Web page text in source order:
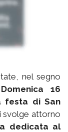
nel segno
Domenica 16
festa di San
svolge attorno
dedicata al